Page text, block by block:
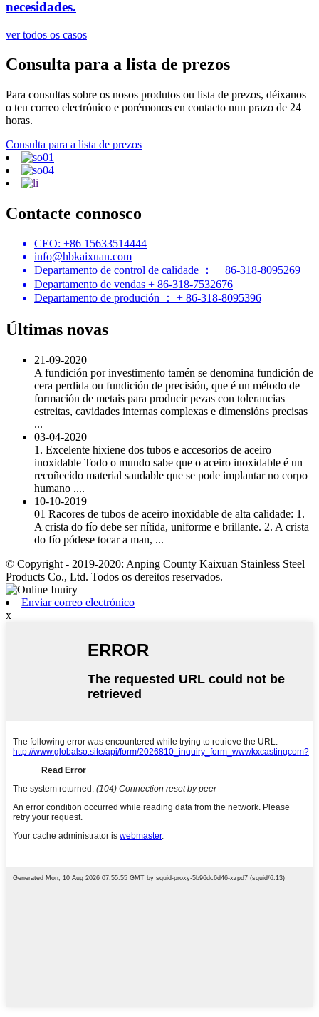
necesidades.
ver todos os casos
Consulta para a lista de prezos
Para consultas sobre os nosos produtos ou lista de prezos, déixanos
o teu correo electrónico e porémonos en contacto nun prazo de 24
horas.
Consulta para a lista de prezos
Contacte connosco
CEO: +86 15633514444
info@hbkaixuan.com
Departamento de control de calidade ： + 86-318-8095269
Departamento de vendas + 86-318-7532676
Departamento de produción ： + 86-318-8095396
Últimas novas
21-09-2020
A fundición por investimento tamén se denomina fundición de
cera perdida ou fundición de precisión, que é un método de
formación de metais para producir pezas con tolerancias
estreitas, cavidades internas complexas e dimensións precisas
...
03-04-2020
1. Excelente hixiene dos tubos e accesorios de aceiro
inoxidable Todo o mundo sabe que o aceiro inoxidable é un
recoñecido material saudable que se pode implantar no corpo
humano ....
10-10-2019
01 Racores de tubos de aceiro inoxidable de alta calidade: 1.
A crista do fío debe ser nítida, uniforme e brillante. 2. A crista
do fío pódese tocar a man, ...
© Copyright - 2019-2020: Anping County Kaixuan Stainless Steel
Products Co., Ltd. Todos os dereitos reservados.
Enviar correo electrónico
x